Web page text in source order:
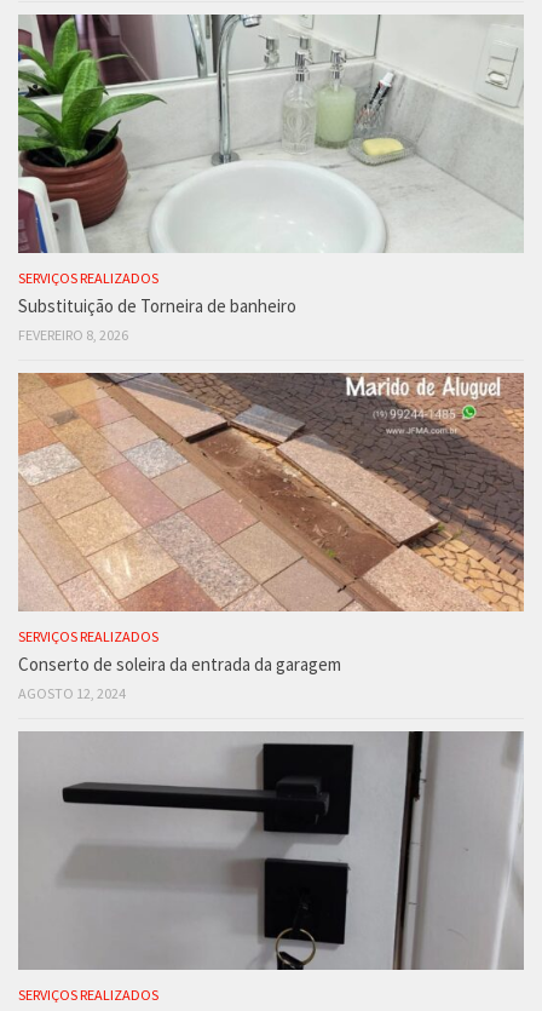
SERVIÇOS REALIZADOS
Substituição de Torneira de banheiro
FEVEREIRO 8, 2026
SERVIÇOS REALIZADOS
Conserto de soleira da entrada da garagem
AGOSTO 12, 2024
SERVIÇOS REALIZADOS